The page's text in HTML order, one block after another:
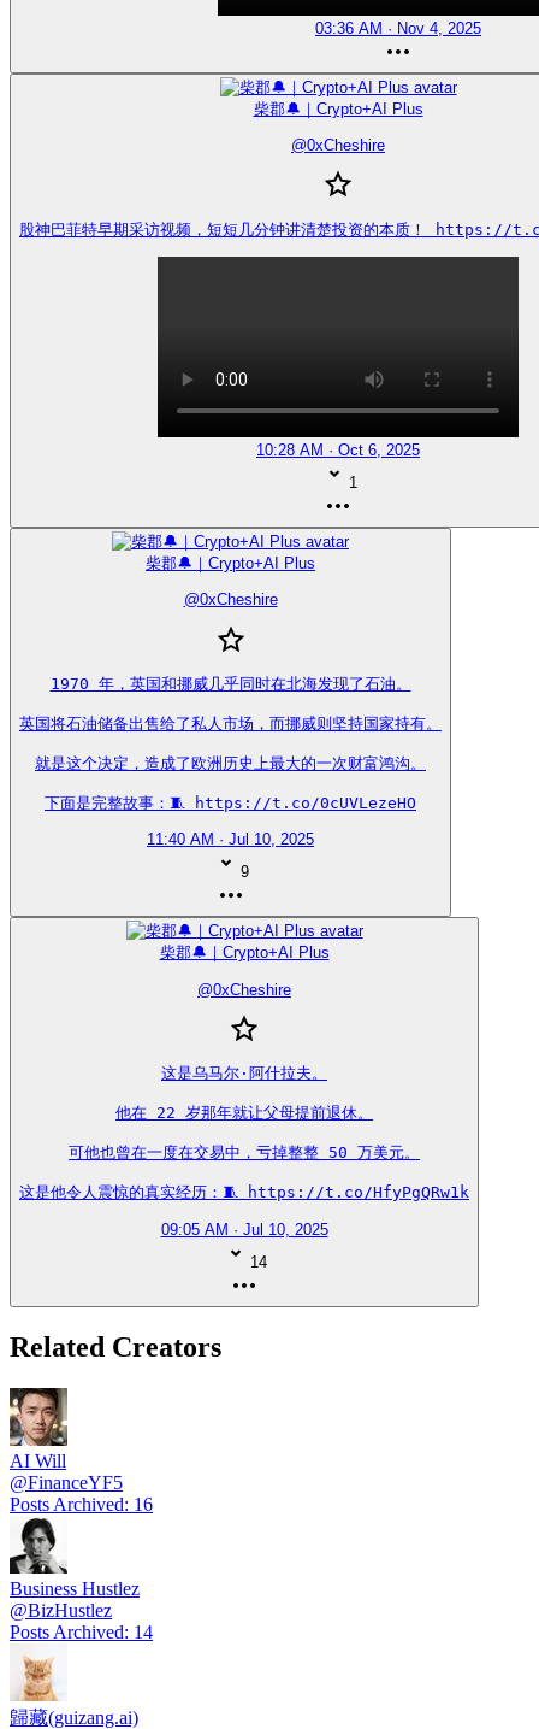
03:36 AM · Nov 4, 2025
柴郡🔔｜Crypto+AI Plus
@0xCheshire
股神巴菲特早期采访视频，短短几分钟讲清楚投资的本质！ https://
10:28 AM · Oct 6, 2025
1
柴郡🔔｜Crypto+AI Plus
@0xCheshire
1970 年，英国和挪威几乎同时在北海发现了石油。
英国将石油储备出售给了私人市场，而挪威则坚持国家持有。
就是这个决定，造成了欧洲历史上最大的一次财富鸿沟。
下面是完整故事：🧵 https://t.co/0cUVLezeHO
11:40 AM · Jul 10, 2025
9
柴郡🔔｜Crypto+AI Plus
@0xCheshire
这是乌马尔·阿什拉夫。
他在 22 岁那年就让父母提前退休。
可他也曾在一度在交易中，亏掉整整 50 万美元。
这是他令人震惊的真实经历：🧵 https://t.co/HfyPgQRw1k
09:05 AM · Jul 10, 2025
14
Related Creators
AI Will
@FinanceYF5
Posts Archived: 16
Business Hustlez
@BizHustlez
Posts Archived: 14
歸藏(guizang.ai)